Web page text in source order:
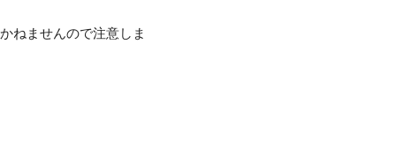
ねませんので注意しま